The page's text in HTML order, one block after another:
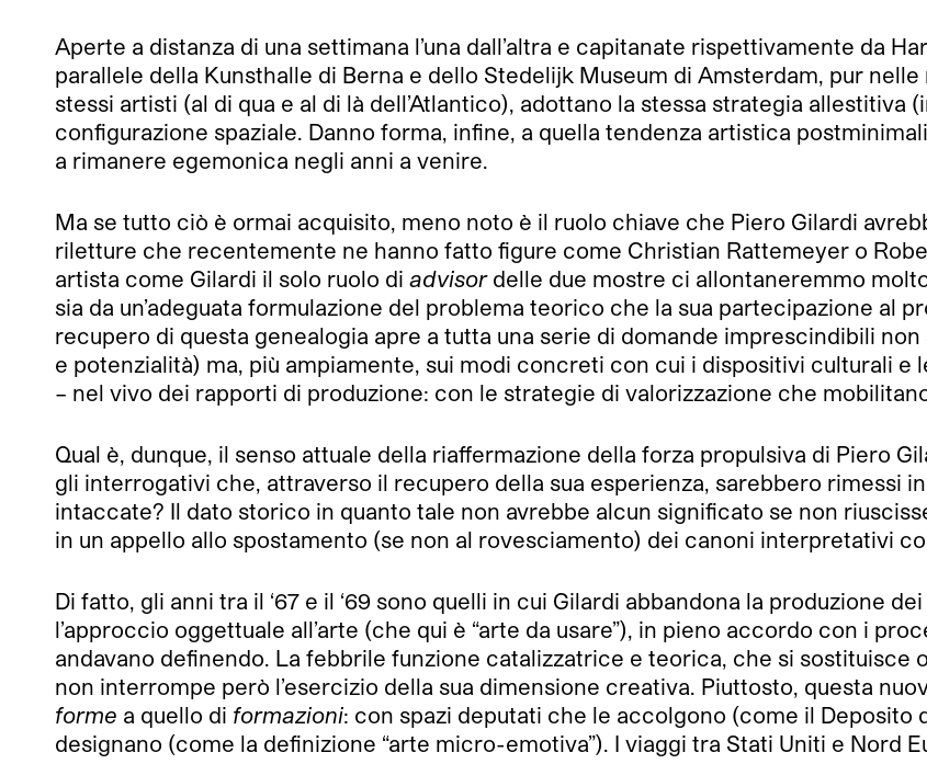
Aperte a distanza di una settimana l’una dall’altra e capitanate rispettivamente da
parallele della Kunsthalle di Berna e dello Stedelijk Museum di Amsterdam, pur
stessi artisti (al di qua e al di là dell’Atlantico), adottano la stessa strategia
configurazione spaziale. Danno forma, infine, a quella tendenza artistica
a rimanere egemonica negli anni a venire.
Ma se tutto ciò è ormai acquisito, meno noto è il ruolo chiave che Piero Gilardi
riletture che recentemente ne hanno fatto figure come Christian Rattemeyer o
artista come Gilardi il solo ruolo di advisordelle due mostre ci allontaneremmo
sia da un’adeguata formulazione del problema teorico che la sua partecipazione al
recupero di questa genealogia apre a tutta una serie di domande imprescindibili
e potenzialità) ma, più ampiamente, sui modi concreti con cui i dispositivi culturali
– nel vivo dei rapporti di produzione: con le strategie di valorizzazione che
Qual è, dunque, il senso attuale della riaffermazione della forza propulsiva di Piero
gli interrogativi che, attraverso il recupero della sua esperienza, sarebbero rimessi
intaccate? Il dato storico in quanto tale non avrebbe alcun significato se non
in un appello allo spostamento (se non al rovesciamento) dei canoni interpretativi
Di fatto, gli anni tra il ‘67 e il ‘69 sono quelli in cui Gilardi abbandona la produzione
l’approccio oggettuale all’arte (che qui è “arte da usare”), in pieno accordo con i
andavano definendo. La febbrile funzione catalizzatrice e teorica, che si sostituisce
non interrompe però l’esercizio della sua dimensione creativa. Piuttosto, questa
forme a quello di formazioni: con spazi deputati che le accolgono (come il Deposito
designano (come la definizione “arte micro-emotiva”). I viaggi tra Stati Uniti e Nord